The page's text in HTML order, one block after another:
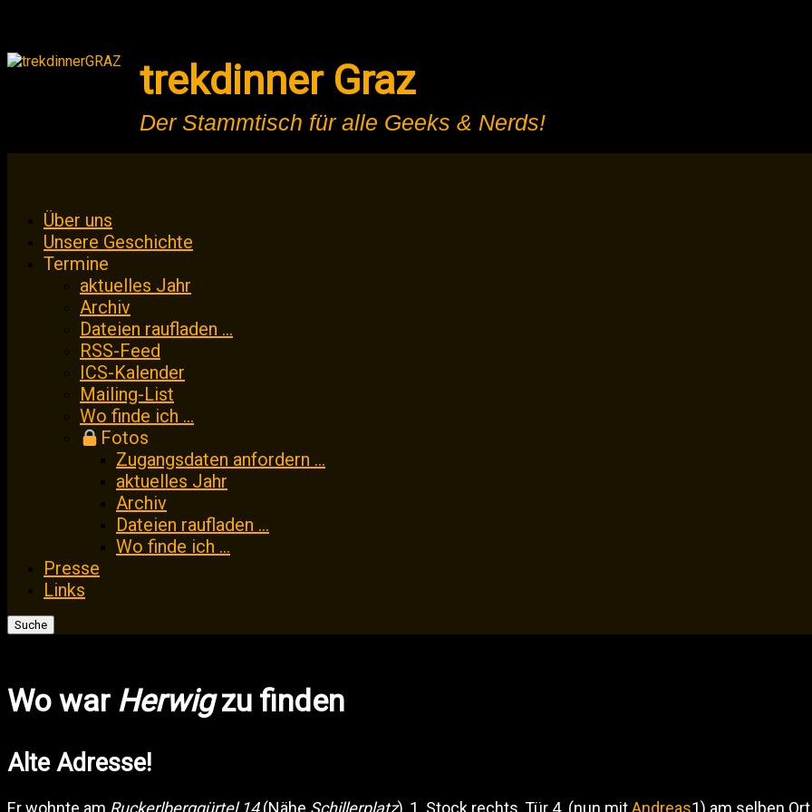
trekdinner Graz
Der Stammtisch für alle Geeks & Nerds!
Zum
springen
Über uns
Unsere Geschichte
Termine
aktuelles Jahr
Archiv
Dateien raufladen …
RSS-Feed
ICS-Kalender
Mailing-List
Wo finde ich …
Fotos
Zugangsdaten anfordern …
aktuelles Jahr
Archiv
Dateien raufladen …
Wo finde ich …
Presse
Links
Suche
Wo war Herwigzu finden
Alte Adresse!
Er wohnte am Ruckerlberggürtel 14(Nähe Schillerplatz), 1. Stock rechts, Tür 4. (nun mitAndreas1) am selben